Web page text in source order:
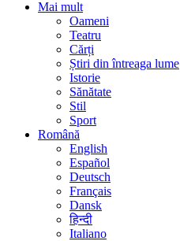
Mai mult
Oameni
Teatru
Cărți
Știri din întreaga lume
Istorie
Sănătate
Stil
Sport
Română
English
Español
Deutsch
Français
Dansk
हिन्दी
Italiano